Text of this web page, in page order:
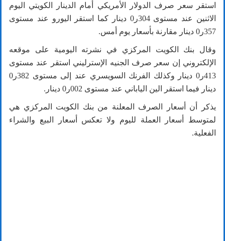
استقر سعر صرف الدولار الأمريكي أمام الدينار الكويتي اليوم
الاثنين عند مستوى304ر0 دينار كما استقر اليورو عند مستوى
357ر 0 دينار مقارنة بأسعار يوم أمس.
وقال بنك الكويت المركزي في نشرته اليومية على موقعه
الإلكتروني إن سعر صرف الجنيه الإسترليني استقر عند مستوى
413ر 0 دينار وكذلك الفرنك السويسري عند إلى مستوى 382ر 0
دينار فيما استقر الين الياباني عند مستوى 002ر 0 دينار.
يذكر أن أسعار الصرف المعلنة من بنك الكويت المركزي هي
لمتوسط أسعار العملة لليوم ولا تعكس أسعار البيع والشراء
الفعلية.